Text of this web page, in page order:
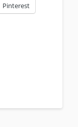
Pinterest